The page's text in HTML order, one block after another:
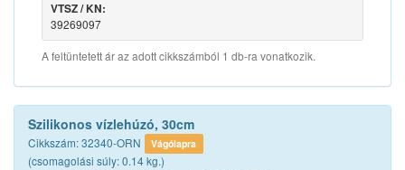
VTSZ / KN:
39269097
A feltüntetett ár az adott cikkszámból 1 db-ra vonatkozik.
Szilikonos vízlehúzó, 30cm
Cikkszám: 32340-ORN Vágólapra
(csomagolási súly: 0.14 kg.)